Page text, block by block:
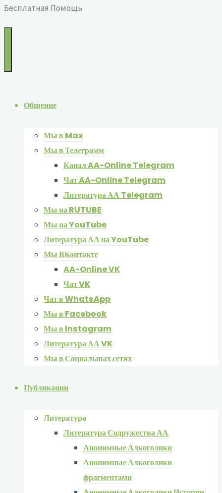
Бесплатная Помощь
Общение
Мы в Max
Мы в Телеграмм
Канал AA-Online Telegram
Чат AA-Online Telegram
Литература АА Telegram
Мы на RUTUBE
Мы на YouTube
Литература АА на YouTube
Мы ВКонтакте
AA-Online VK
Чат VK
Чат в WhatsApp
Мы в Facebook
Мы в Instagram
Литература АА VK
Мы в Социальных сетях
Публикации
Литература
Литература Содружества АА
Анонимные Алкоголики
Анонимные Алкоголики
фрагментами